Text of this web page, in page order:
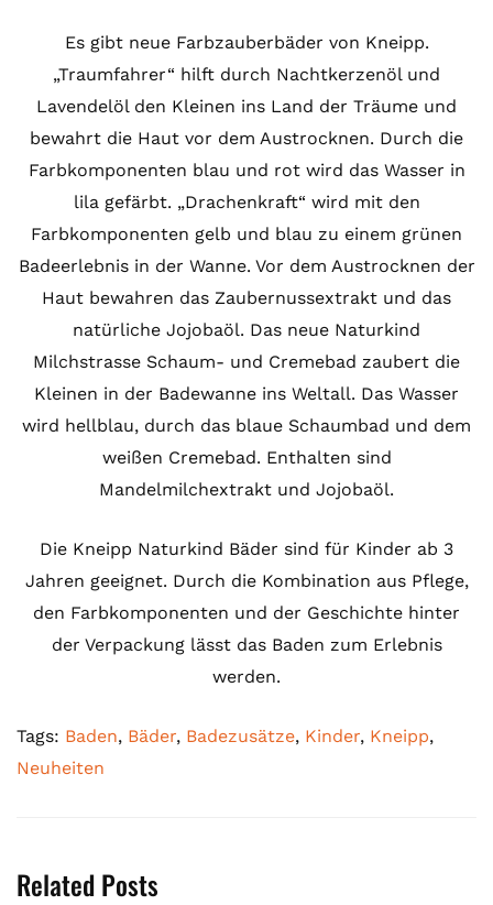
Es gibt neue Farbzauberbäder von Kneipp.
„Traumfahrer“ hilft durch Nachtkerzenöl und
Lavendelöl den Kleinen ins Land der Träume und
bewahrt die Haut vor dem Austrocknen. Durch die
Farbkomponenten blau und rot wird das Wasser in
lila gefärbt. „Drachenkraft“ wird mit den
Farbkomponenten gelb und blau zu einem grünen
Badeerlebnis in der Wanne. Vor dem Austrocknen der
Haut bewahren das Zaubernussextrakt und das
natürliche Jojobaöl. Das neue Naturkind
Milchstrasse Schaum- und Cremebad zaubert die
Kleinen in der Badewanne ins Weltall. Das Wasser
wird hellblau, durch das blaue Schaumbad und dem
weißen Cremebad. Enthalten sind
Mandelmilchextrakt und Jojobaöl.
Die Kneipp Naturkind Bäder sind für Kinder ab 3
Jahren geeignet. Durch die Kombination aus Pflege,
den Farbkomponenten und der Geschichte hinter
der Verpackung lässt das Baden zum Erlebnis
werden.
Tags: Baden, Bäder, Badezusätze, Kinder, Kneipp,
Neuheiten
Related Posts